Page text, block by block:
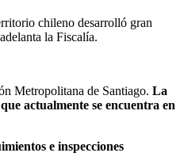
chileno desarrolló gran
la Fiscalía.
Metropolitana de Santiago. La
actualmente se encuentra en
e inspecciones